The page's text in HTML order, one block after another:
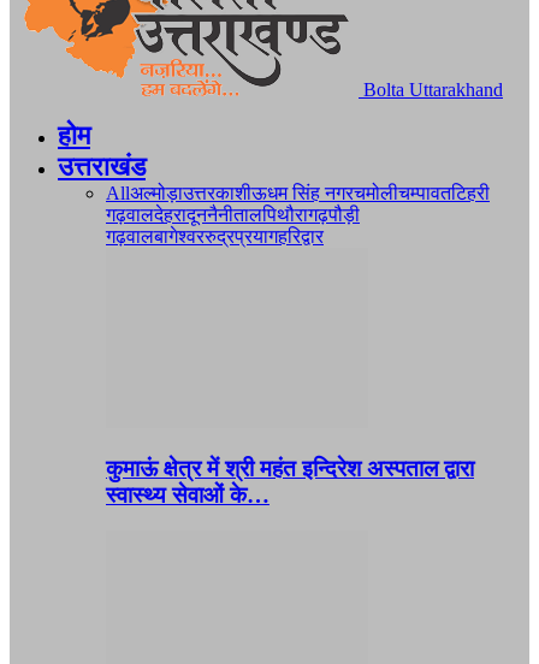
Bolta Uttarakhand
होम
उत्तराखंड
Allअल्मोड़ाउत्तरकाशीऊधम सिंह नगरचमोलीचम्पावतटिहरी
गढ़वालदेहरादूननैनीतालपिथौरागढ़पौड़ी
गढ़वालबागेश्वररुद्रप्रयागहरिद्वार
कुमाऊं क्षेत्र में श्री महंत इन्दिरेश अस्पताल द्वारा
स्वास्थ्य सेवाओं के…